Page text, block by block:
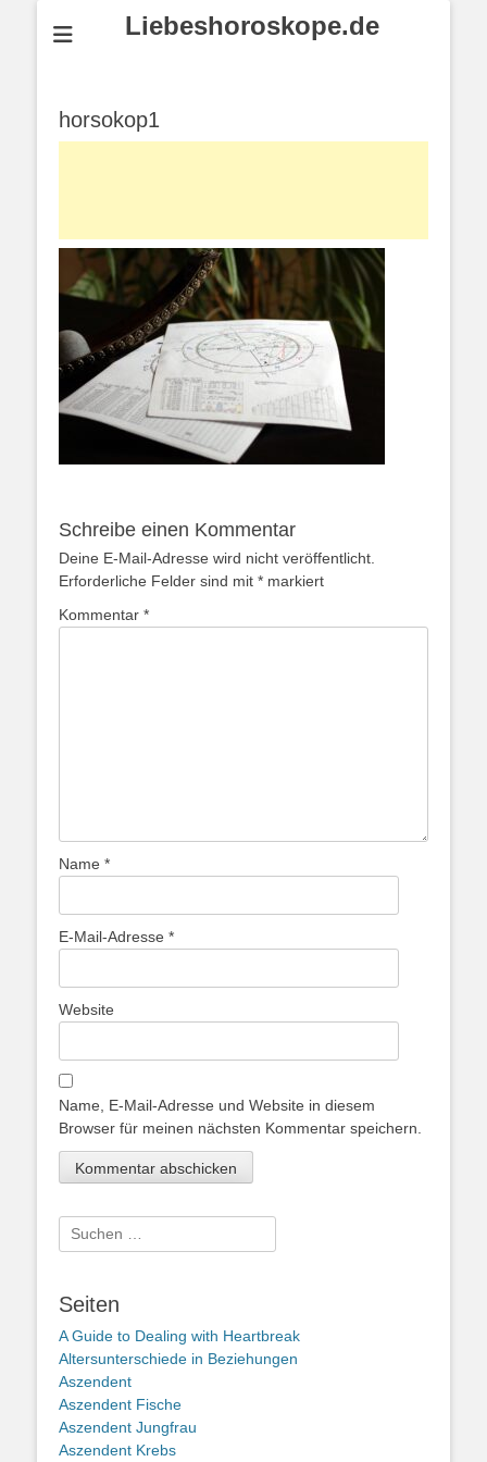
Liebeshoroskope.de
horsokop1
Schreibe einen Kommentar
Deine E-Mail-Adresse wird nicht veröffentlicht.
Erforderliche Felder sind mit * markiert
Kommentar *
Name *
E-Mail-Adresse *
Website
Name, E-Mail-Adresse und Website in diesem
Browser für meinen nächsten Kommentar speichern.
Suche
nach:
Seiten
A Guide to Dealing with Heartbreak
Altersunterschiede in Beziehungen
Aszendent
Aszendent Fische
Aszendent Jungfrau
Aszendent Krebs